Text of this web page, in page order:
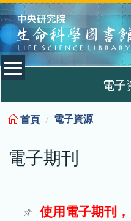
:::
電子
電
首頁 電子資源
電子期刊
使用電子期刊